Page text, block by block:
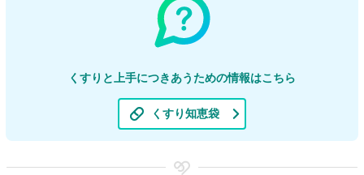
くすりと上手につきあうための情報はこちら
くすり知恵袋